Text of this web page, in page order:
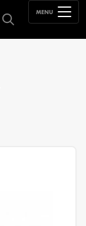
MENU